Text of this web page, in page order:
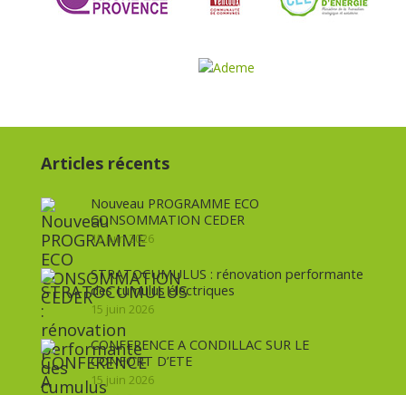
Articles récents
Nouveau PROGRAMME ECO
CONSOMMATION CEDER
15 juin 2026
STRATOCUMULUS : rénovation performante
des cumulus électriques
15 juin 2026
CONFERENCE A CONDILLAC SUR LE
CONFORT D’ETE
15 juin 2026